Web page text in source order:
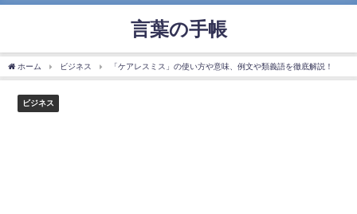
言葉の手帳
ホーム ビジネス 「ケアレスミス」の使い方や意味、例文や類義語を徹底解説！
ビジネス